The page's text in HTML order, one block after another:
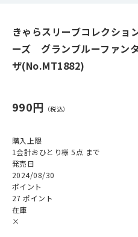
きゃらスリーブコレクシ
ーズ グランブルーファン
ザ(No.MT1882)
990円
購入上限
1会計おひとり様 5点 まで
発売日
2024/08/30
ポイント
27 ポイント
在庫
×